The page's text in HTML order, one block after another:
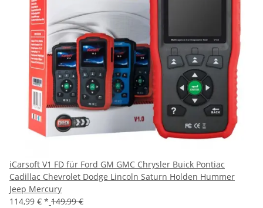
iCarsoft V1 FD für Ford GM GMC Chrysler Buick Pontiac
Cadillac Chevrolet Dodge Lincoln Saturn Holden Hummer
Jeep Mercury
114,99 € * 149,99 €